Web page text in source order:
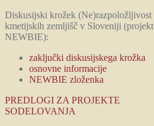
Diskusijski krožek (Ne)razpoložljivost
kmetijskih zemljišč v Sloveniji (projekt
NEWBIE):
zaključki diskusijskega krožka
osnovne informacije
NEWBIE zloženka
PREDLOGI ZA PROJEKTE
SODELOVANJA